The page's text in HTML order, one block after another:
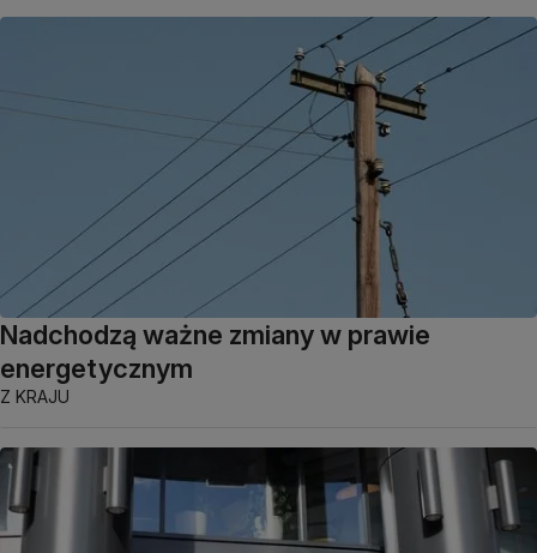
Nadchodzą ważne zmiany w prawie
energetycznym
Z KRAJU